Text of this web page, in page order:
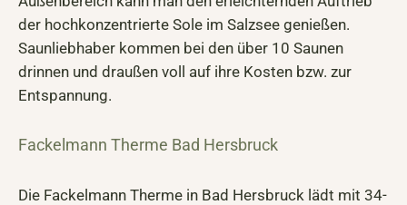
der hochkonzentrierte Sole im Salzsee genießen.
Saunliebhaber kommen bei den über 10 Saunen
drinnen und draußen voll auf ihre Kosten bzw. zur
Entspannung.
Fackelmann Therme Bad Hersbruck
Die Fackelmann Therme in Bad Hersbruck lädt mit 34-